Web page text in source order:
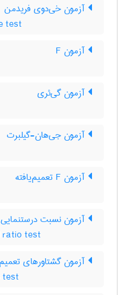
آزمون خی‌دوی فریدمن
test
آزمون F
آزمون گی‌ئری
آزمون جی‌هان-گیلبرت
آزمون F تعمیم‌یافته
آزمون نسبت درستنمایی
ratio test
آزمون گشتاورهای
test